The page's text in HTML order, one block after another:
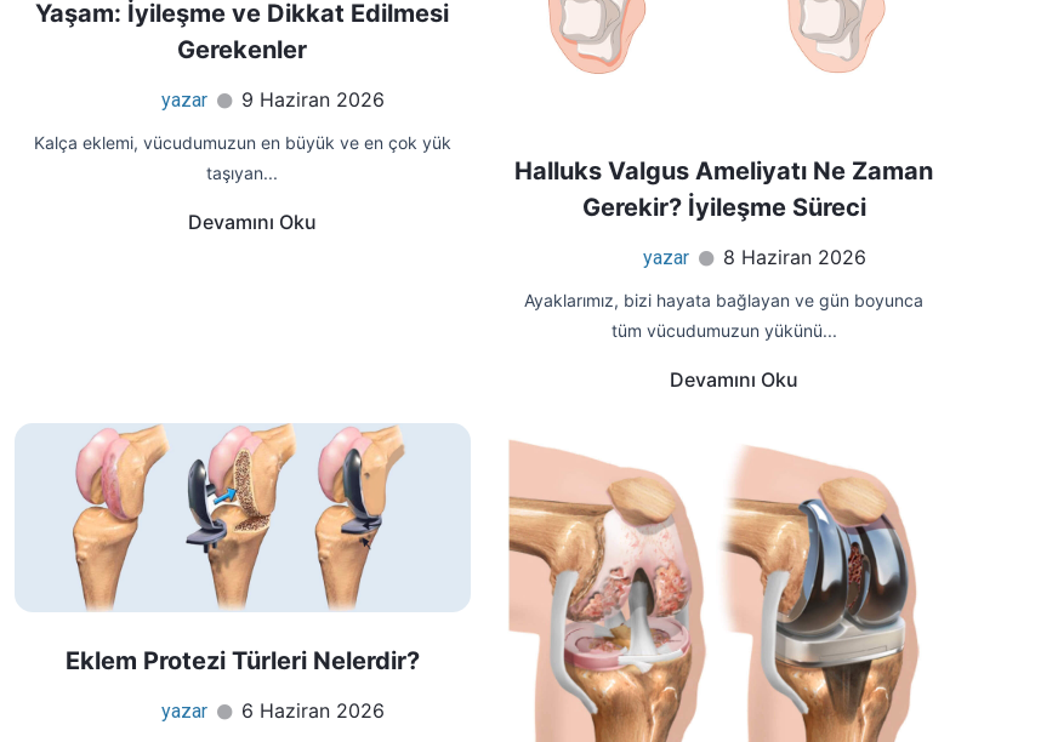
Yaşam: İyileşme ve Dikkat Edilmesi
Gerekenler
yazar 9 Haziran 2026
Kalça eklemi, vücudumuzun en büyük ve en çok yük
taşıyan...
Devamını Oku
Halluks Valgus Ameliyatı Ne Zaman
Gerekir? İyileşme Süreci
yazar 8 Haziran 2026
Ayaklarımız, bizi hayata bağlayan ve gün boyunca
tüm vücudumuzun yükünü...
Devamını Oku
Eklem Protezi Türleri Nelerdir?
yazar 6 Haziran 2026